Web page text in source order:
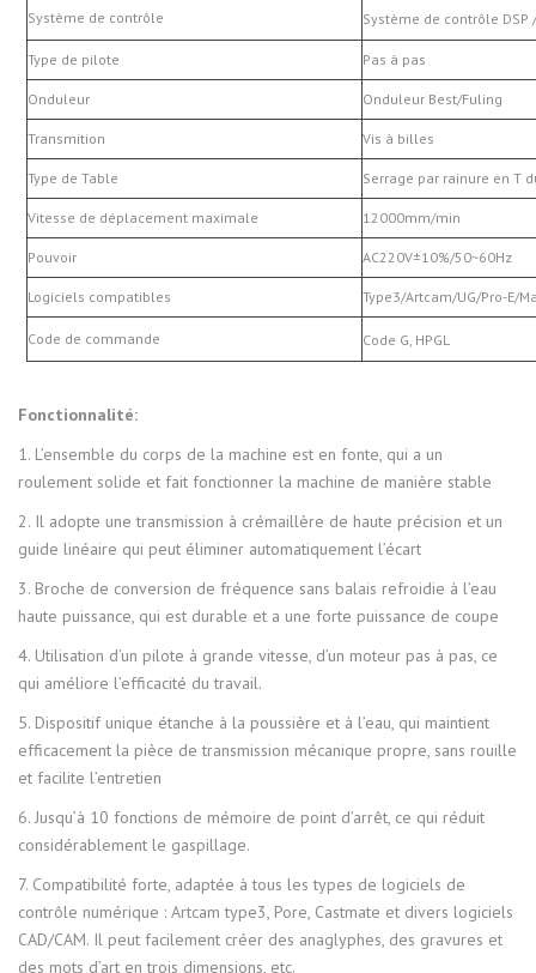
Système de contrôle Système de contrôle DSP
Type de pilote Pas à pas
Onduleur Onduleur Best/Fuling
Transmition Vis à billes
Type de Table Serrage par rainure en T
Vitesse de déplacement maximale 12000mm/min
Pouvoir AC220V±10%/50~60Hz
Logiciels compatibles Type3/Artcam/UG/Pro-E/
Code de commande Code G HPGL
Fonctionnalité:
1. L’ensemble du corps de la machine est en fonte, qui a un
roulement solide et fait fonctionner la machine de manière stable
2. Il adopte une transmission à crémaillère de haute précision et un
guide linéaire qui peut éliminer automatiquement l’écart
3. Broche de conversion de fréquence sans balais refroidie à l’eau
haute puissance, qui est durable et a une forte puissance de coupe
4. Utilisation d’un pilote à grande vitesse, d’un moteur pas à pas, ce
qui améliore l’efficacité du travail.
5. Dispositif unique étanche à la poussière et à l’eau, qui maintient
efficacement la pièce de transmission mécanique propre, sans rouille
et facilite l’entretien
6. Jusqu’à 10 fonctions de mémoire de point d’arrêt, ce qui réduit
considérablement le gaspillage.
7. Compatibilité forte, adaptée à tous les types de logiciels de
contrôle numérique : Artcam type3, Pore, Castmate et divers logiciels
CAD/CAM. Il peut facilement créer des anaglyphes, des gravures et
des mots d’art en trois dimensions, etc.